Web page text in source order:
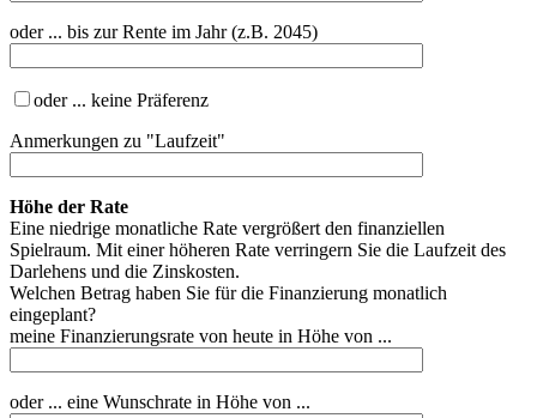
oder ... bis zur Rente im Jahr (z.B. 2045)
oder ... keine Präferenz
Anmerkungen zu "Laufzeit"
Höhe der Rate
Eine niedrige monatliche Rate vergrößert den finanziellen
Spielraum. Mit einer höheren Rate verringern Sie die Laufzeit des
Darlehens und die Zinskosten.
Welchen Betrag haben Sie für die Finanzierung monatlich
eingeplant?
meine Finanzierungsrate von heute in Höhe von ...
oder ... eine Wunschrate in Höhe von ...